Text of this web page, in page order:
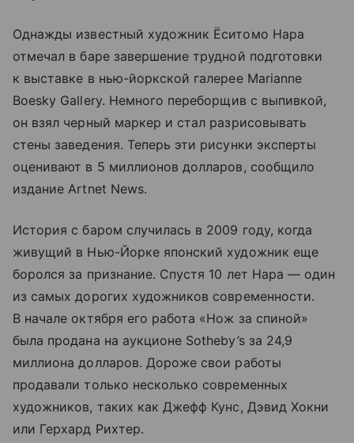
Однажды известный художник Ёситомо Нара
отмечал в баре завершение трудной подготовки
к выставке в нью-йоркской галерее Marianne
Boesky Gallery. Немного переборщив с выпивкой,
он взял черный маркер и стал разрисовывать
стены заведения. Теперь эти рисунки эксперты
оценивают в 5 миллионов долларов, сообщило
издание Artnet News.
История с баром случилась в 2009 году, когда
живущий в Нью-Йорке японский художник еще
боролся за признание. Спустя 10 лет Нара — один
из самых дорогих художников современности.
В начале октября его работа «Нож за спиной»
была продана на аукционе Sotheby’s за 24,9
миллиона долларов. Дороже свои работы
продавали только несколько современных
художников, таких как Джефф Кунс, Дэвид Хокни
или Герхард Рихтер.